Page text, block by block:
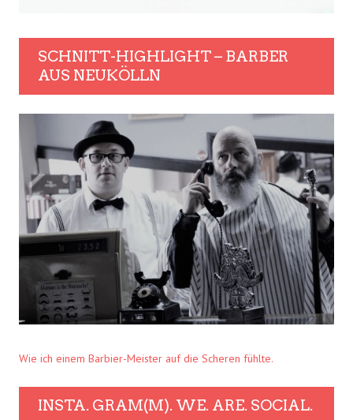
SCHNITT-HIGHLIGHT – BARBER
AUS NEUKÖLLN
Wie ich einem Barbier-Meister auf die Scheren fühlte.
INSTA. GRAM(M). WE. ARE. SOCIAL.